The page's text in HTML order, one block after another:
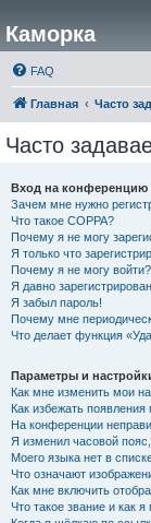
Каморка
FAQ
Главная Часто
Часто
Вход на конференцию
Зачем мне нужно
Что такое COPPA?
Почему я не могу
Я только что
Почему я не могу войти?
Я давно
Я забыл пароль!
Почему мне
Что делает функция
Параметры и
Как мне изменить мои
Как избежать
На конференции
Я изменил часовой
Моего языка нет в
Что означают
Как мне включить
Что такое звание и как